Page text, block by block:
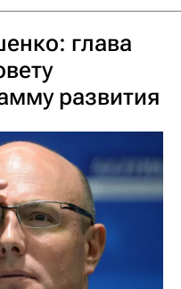
глава
развития